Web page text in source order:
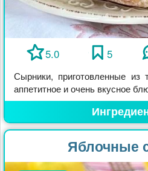
5.0 5
Сырники, приготовленные из
аппетитное и очень вкусное
Яблочные